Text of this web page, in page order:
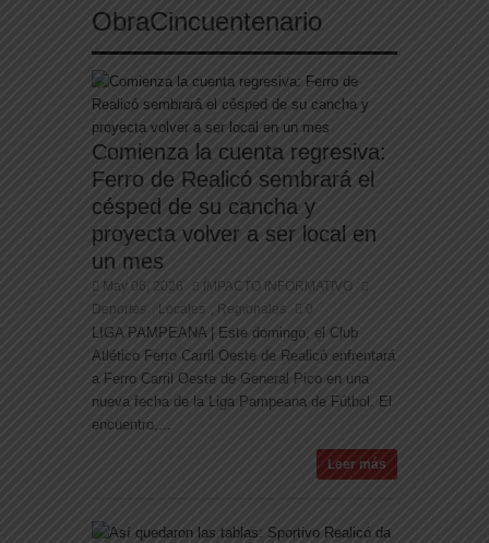
ObraCincuentenario
Comienza la cuenta regresiva:
Ferro de Realicó sembrará el
césped de su cancha y
proyecta volver a ser local en
un mes
May 06, 2026
IMPACTO INFORMATIVO
Deportes
Locales Regionales 0
LIGA PAMPEANA | Este domingo, el Club
Atlético Ferro Carril Oeste de Realicó enfrentará
a Ferro Carril Oeste de General Pico en una
nueva fecha de la Liga Pampeana de Fútbol. El
encuentro,...
Leer más